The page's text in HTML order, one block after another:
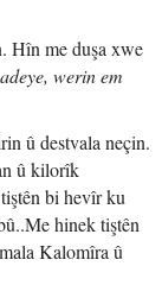
Hîn me duşa xwe
werin em
û destvala neçin.
û kilorîk
bi hevîr ku
hinek tiştên
Kalomîra û